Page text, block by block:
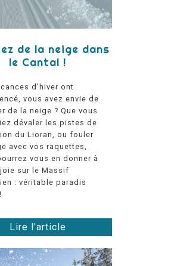
de la neige dans
le Cantal !
d’hiver ont
vous avez envie de
de la neige ? Que vous
dévaler les pistes de
du Lioran, ou fouler
avec vos raquettes,
vous en donner à
sur le Massif
: véritable paradis
Lire l'article